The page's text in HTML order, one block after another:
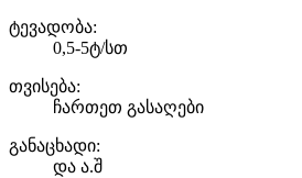
ტევადობა:
0,5-5ტ/სთ
თვისება:
ჩართეთ გასაღები
განაცხადი:
და ა.შ